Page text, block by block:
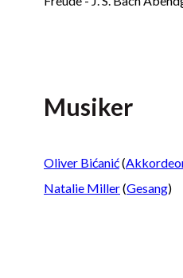
Musiker
Oliver Bićanić(
Natalie Miller(Gesang)